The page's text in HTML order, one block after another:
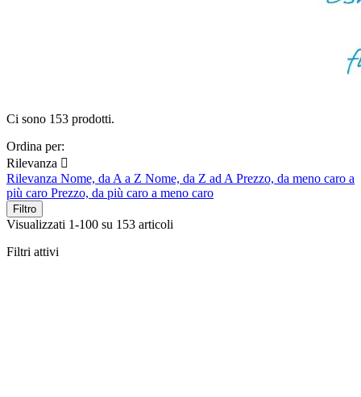
Ci sono 153 prodotti.
Ordina per:
Rilevanza 
Rilevanza Nome, da A a Z Nome, da Z ad A Prezzo, da meno caro a
più caro Prezzo, da più caro a meno caro
Filtro
Visualizzati 1-100 su 153 articoli
Filtri attivi